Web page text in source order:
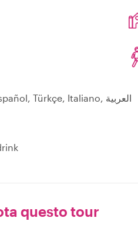
English, Français, Español, Türkçe, Italiano, العربية
questo tour